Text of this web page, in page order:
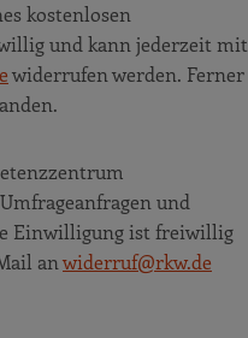
kostenlosen
und kann jederzeit mit
widerrufen werden. Ferner
und
Einwilligung ist freiwillig
anwiderruf@rkw.de